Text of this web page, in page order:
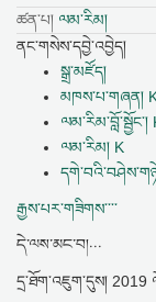
ཚན་པ། ལམ་རིམ།
ནང་གསེས་དབྱེ་འབྱེད།
སྒྲ་མཛོད།
མཁས་པ་གཞན།
ལམ་རིམ་བློ་སྦྱོང་།
ལམ་རིམ། K
རྒྱས་པར་གཟིགས་་་་
དེ་ལས་མང་བ།...
དྲ་ཐོག་འཇུག་དུས། 2019